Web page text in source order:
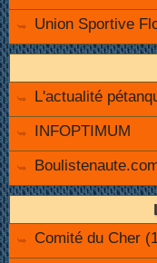
Union Sportive
L'actualité
INFOPTIMUM
Comité du Cher